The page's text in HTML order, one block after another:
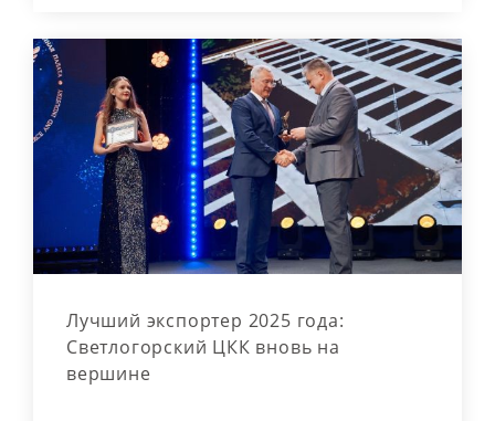
Лучший экспортер 2025 года:
Светлогорский ЦКК вновь на
вершине